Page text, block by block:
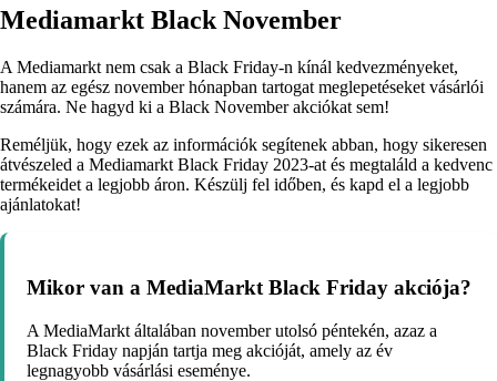
Mediamarkt Black November
A Mediamarkt nem csak a Black Friday-n kínál kedvezményeket,
hanem az egész november hónapban tartogat meglepetéseket vásárlói
számára. Ne hagyd ki a Black November akciókat sem!
Reméljük, hogy ezek az információk segítenek abban, hogy sikeresen
átvészeled a Mediamarkt Black Friday 2023-at és megtaláld a kedvenc
termékeidet a legjobb áron. Készülj fel időben, és kapd el a legjobb
ajánlatokat!
Mikor van a MediaMarkt Black Friday akciója?
A MediaMarkt általában november utolsó péntekén, azaz a
Black Friday napján tartja meg akcióját, amely az év
legnagyobb vásárlási eseménye.